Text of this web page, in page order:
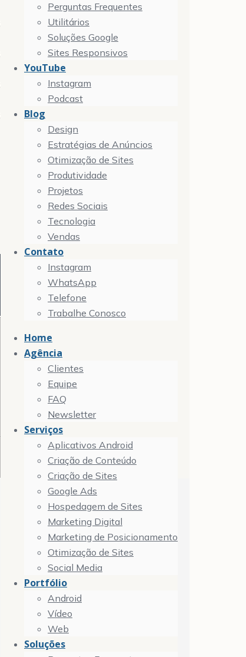
Perguntas Frequentes
Utilitários
Soluções Google
Sites Responsivos
YouTube
Instagram
Podcast
Blog
Design
Estratégias de Anúncios
Otimização de Sites
Produtividade
Projetos
Redes Sociais
Tecnologia
Vendas
Contato
Instagram
WhatsApp
Telefone
Trabalhe Conosco
Home
Agência
Clientes
Equipe
FAQ
Newsletter
Serviços
Aplicativos Android
Criação de Conteúdo
Criação de Sites
Google Ads
Hospedagem de Sites
Marketing Digital
Marketing de Posicionamento
Otimização de Sites
Social Media
Portfólio
Android
Vídeo
Web
Soluções